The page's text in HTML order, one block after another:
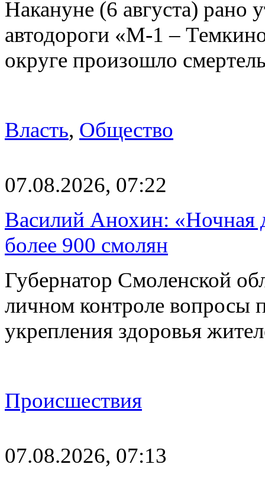
Накануне (6 августа) рано
автодороги «М-1 –
округе произошло
Власть, Общество
07.08.2026, 07:22
Василий Анохин: «Ночная
более 900 смолян
Губернатор Смоленской
личном контроле вопросы
укрепления здоровья
Происшествия
07.08.2026, 07:13